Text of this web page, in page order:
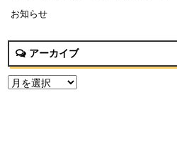
お知らせ
アーカイブ